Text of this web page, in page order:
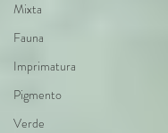
Mixta
Fauna
Imprimatura
Pigmento
Verde